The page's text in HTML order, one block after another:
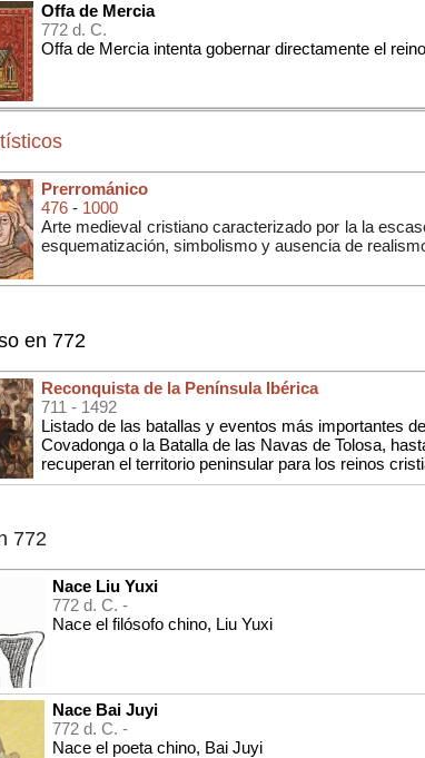
Offa de Mercia
772 d. C.
Offa de Mercia intenta gobernar directamente el
Prerrománico
476 - 1000
Arte medieval cristiano caracterizado por la la
esquematización, simbolismo y ausencia de
en 772
Reconquista de la Península Ibérica
711 - 1492
Listado de las batallas y eventos más importantes
Covadonga o la Batalla de las Navas de Tolosa,
recuperan el territorio peninsular para los reinos
772
Nace Liu Yuxi
772 d. C. -
Nace el filósofo chino, Liu Yuxi
Nace Bai Juyi
772 d. C. -
Nace el poeta chino, Bai Juyi